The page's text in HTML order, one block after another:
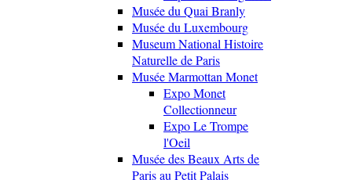
Musée du Quai Branly
Musée du Luxembourg
Museum National Histoire
Naturelle de Paris
Musée Marmottan Monet
Expo Monet
Collectionneur
Expo Le Trompe
l'Oeil
Musée des Beaux Arts de
Paris au Petit Palais